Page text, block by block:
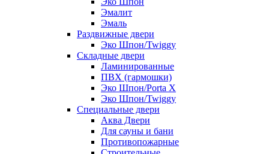
Эмалит
Эмаль
Раздвижные двери
Эко Шпон/Twiggy
Складные двери
Ламинированные
ПВХ (гармошки)
Эко Шпон/Porta X
Эко Шпон/Twiggy
Специальные двери
Аква Двери
Для сауны и бани
Противопожарные